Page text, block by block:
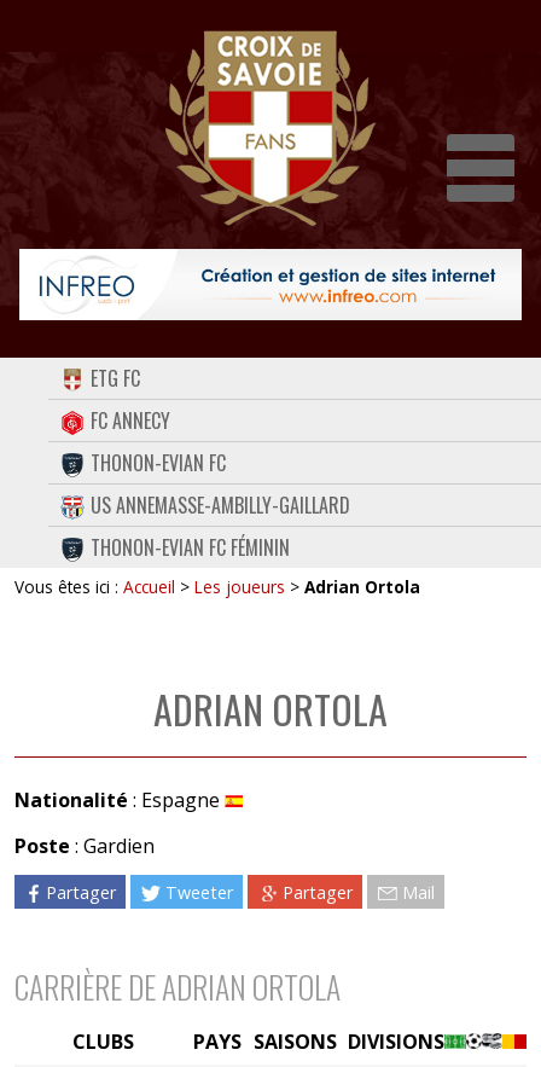
ACCUEIL
FORUM
CONTACT
FACEBOOK
TWITTER
ETG FC
FC ANNECY
THONON-EVIAN FC
US ANNEMASSE-AMBILLY-GAILLARD
THONON-EVIAN FC FÉMININ
Vous êtes ici : Accueil > Les joueurs > Adrian Ortola
ADRIAN ORTOLA
Nationalité : Espagne
Poste : Gardien
Partager Tweeter Partager Mail
CARRIÈRE DE ADRIAN ORTOLA
PAYS SAISONS DIVISIONS
CLUBS